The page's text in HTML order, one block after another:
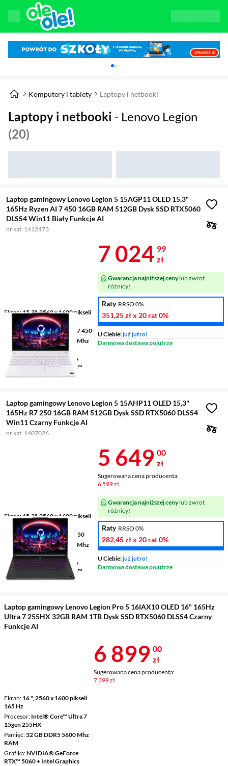
Karuzela z banerami, aktualny element 1 z
Komputery i tablety Laptopy i netbooki
Laptopy i netbooki - Lenovo Legion
(20)
Laptop gamingowy Lenovo Legion 5 15AGP11 OLED 15,3"
165Hz Ryzen AI 7 450 16GB RAM 512GB Dysk SSD RTX5060
DLSS4 Win11 Biały Funkcje AI
nr kat. 1412473
Ekran 15,3", 2560 x 1600 pikseli
165 Hz
Procesor AMD Ryzen™ AI 7 450
Pamięć 16 GB DDR5 5600 Mhz
RAM
Grafika NVIDIA® GeForce
RTX™ 5060 + AMD Radeon™
860M
Cena 7
7 024 99
zł
Gwarancja najniższej cenylub zwrot
różnicy!
Raty RRSO 0%
351,25 złx 20 rat0%
U Ciebie:już jutro!
Darmowa dostawa pojutrze
Laptop gamingowy Lenovo Legion 5 15AHP11 OLED 15,3"
165Hz R7 250 16GB RAM 512GB Dysk SSD RTX5060 DLSS4
Win11 Czarny Funkcje AI
nr kat. 1407026
Ekran 15,3", 2560 x 1600 pikseli
165 Hz
Procesor AMD Ryzen™ 7 250
Pamięć 16 GB DDR5 5600 Mhz
RAM
Grafika NVIDIA® GeForce
RTX™ 5060 + AMD Radeon™
780M
Cena 5 649
5 649 00
zł
Sugerowana cena producenta:
6 599 zł
Gwarancja najniższej cenylub zwrot
różnicy!
Raty RRSO 0%
282,45 złx 20 rat0%
U Ciebie:już jutro!
Darmowa dostawa pojutrze
Laptop gamingowy Lenovo Legion Pro 5 16IAX10 OLED 16" 165Hz
Ultra 7 255HX 32GB RAM 1TB Dysk SSD RTX5060 DLSS4 Czarny
Funkcje AI
Ekran 16 ", 2560 x 1600 pikseli
165 Hz
Procesor Intel® Core™ Ultra 7
15gen 255HX
Pamięć 32 GB DDR5 5600 Mhz
RAM
Grafika NVIDIA® GeForce
RTX™ 5060 + Intel Graphics
Cena 6 899 zł
6 899 00
zł
Sugerowana cena producenta:
7 399 zł